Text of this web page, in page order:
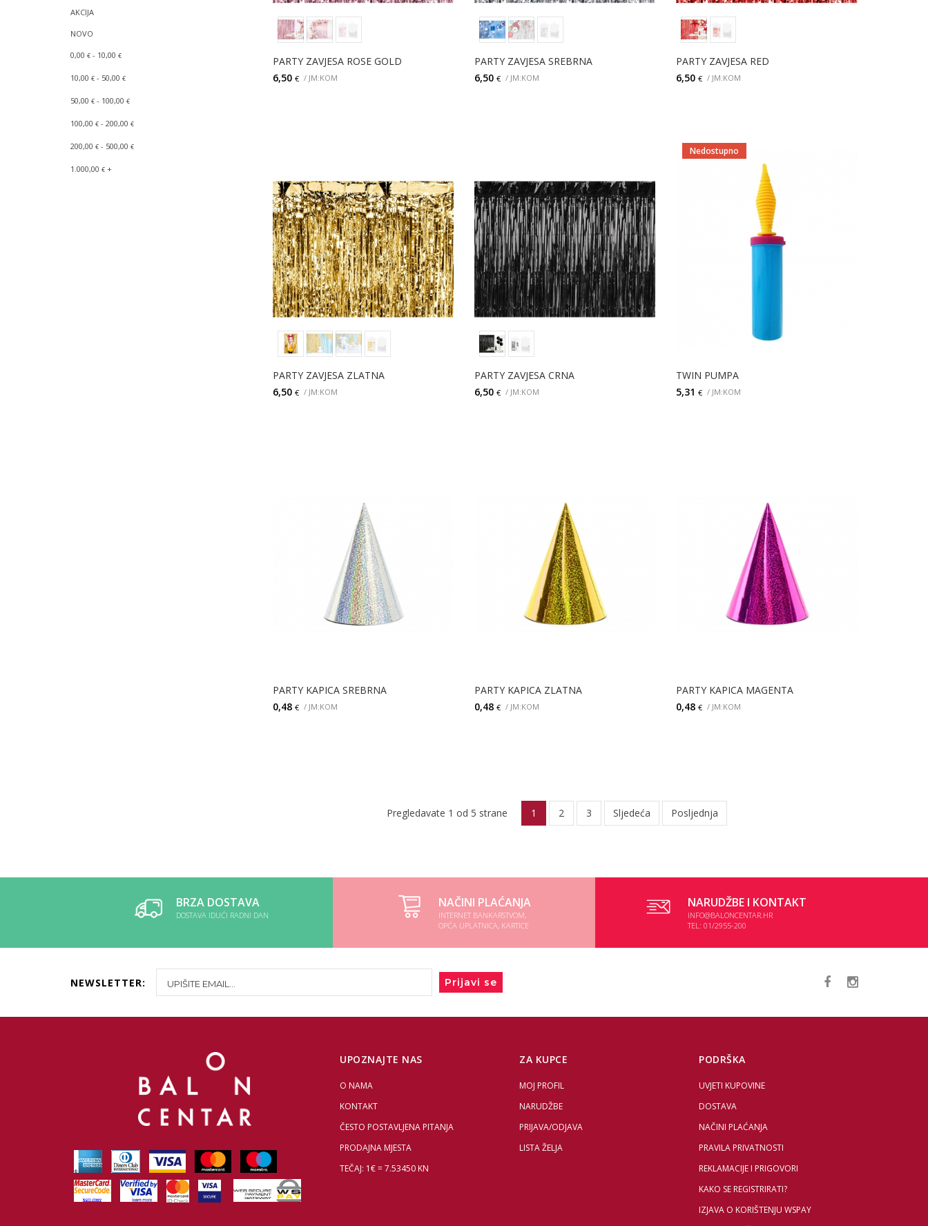
AKCIJA
NOVO
0,00 € - 10,00 €
10,00 € - 50,00 €
50,00 € - 100,00 €
100,00 € - 200,00 €
200,00 € - 500,00 €
1.000,00 € +
PARTY ZAVJESA ROSE GOLD
6,50 € / JM:KOM
PARTY ZAVJESA SREBRNA
6,50 € / JM:KOM
PARTY ZAVJESA RED
6,50€ / JM:KOM
PARTY ZAVJESA ZLATNA
6,50 € / JM:KOM
PARTY ZAVJESA CRNA
6,50 € / JM:KOM
Nedostupno
TWIN PUMPA
5,31€ / JM:KOM
PARTY KAPICA SREBRNA
0,48 € / JM:KOM
PARTY KAPICA ZLATNA
0,48 € / JM:KOM
PARTY KAPICA MAGENTA
0,48€ / JM:KOM
Pregledavate 1 od 5 strane 1 2 3 Sljedeća Posljednja
BRZA DOSTAVA
DOSTAVA IDUĆI RADNI DAN
NAČINI PLAĆANJA
INTERNET BANKARSTVOM,
OPĆA UPLATNICA, KARTICE
NARUDŽBE I KONTAKT
INFO@BALONCENTAR.HR
TEL: 01/2955-200
NEWSLETTER: Prijavi se
UPOZNAJTE NAS
O NAMA
KONTAKT
ČESTO POSTAVLJENA PITANJA
PRODAJNA MJESTA
TEČAJ: 1€ = 7.53450 KN
ZA KUPCE
MOJ PROFIL
NARUDŽBE
PRIJAVA/ODJAVA
LISTA ŽELJA
PODRŠKA
UVJETI KUPOVINE
DOSTAVA
NAČINI PLAĆANJA
PRAVILA PRIVATNOSTI
REKLAMACIJE I PRIGOVORI
KAKO SE REGISTRIRATI?
IZJAVA O KORIŠTENJU WSPAY